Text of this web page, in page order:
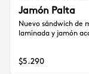
Jamón Palta
Nuevo sándwich de
laminada y jamón
$5.290